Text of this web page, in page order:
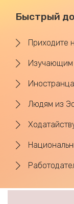
Быстрый
Приходите
Изучающим
Людям из